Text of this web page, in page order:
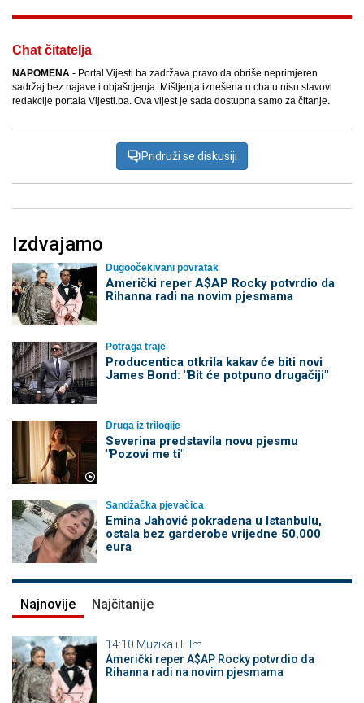
Chat čitatelja
NAPOMENA - Portal Vijesti.ba zadržava pravo da obriše neprimjeren
sadržaj bez najave i objašnjenja. Mišljenja iznešena u chatu nisu stavovi
redakcije portala Vijesti.ba. Ova vijest je sada dostupna samo za čitanje.
Pridruži se diskusiji
Izdvajamo
Dugoočekivani povratak
Američki reper A$AP Rocky potvrdio da
Rihanna radi na novim pjesmama
Potraga traje
Producentica otkrila kakav će biti novi
James Bond: "Bit će potpuno drugačiji"
Druga iz trilogije
Severina predstavila novu pjesmu
"Pozovi me ti"
Sandžačka pjevačica
Emina Jahović pokradena u Istanbulu,
ostala bez garderobe vrijedne 50.000
eura
Najnovije Najčitanije
14:10 Muzika i Film
Američki reper A$AP Rocky potvrdio da
Rihanna radi na novim pjesmama